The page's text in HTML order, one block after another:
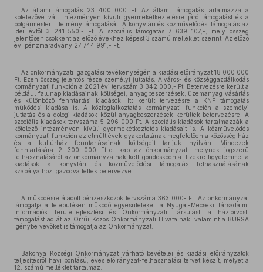
Az állami támogatás 23 400 000 Ft. Az állami támogatás tartalmazza a
kötelezővé vált intézményen kívüli gyermekétkeztetésre járó támogatást és a
polgármesteri illetmény támogatását. A könyvtári és közművelődési támogatás az
idei évtől 3 241 550,- Ft. A szociális támogatás 7 639 107,-, mely összeg
jelentősen csökkent az előző évekhez képest 3 számú melléklet szerint. Az előző
évi pénzmaradvány 27 744 991,- Ft.
Az önkormányzati igazgatási tevékenységén a kiadási előirányzat 18 000 000
Ft. Ezen összeg jelentős része személyi juttatás. A város- és községgazdálkodás
kormányzati funkción a 2021 évi tervszám 3 342 000,- Ft. Betervezésre került a
például falunap kiadásainak költségei, anyagbeszerzések, üzemanyag vásárlás
és különböző fenntartási kiadások. Itt került tervezésre a KNP támogatás
működési kiadása is. A közfoglalkoztatás kormányzati funkción a személyi
juttatás és a dologi kiadások közül anyagbeszerzések kerültek betervezésre. A
szociális kiadások tervszáma 5 296 000 Ft. A szociális kiadások tartalmazzák a
kötelező intézményen kívüli gyermekétkeztetés kiadásait is. A közművelődés
kormányzati funkción az elmúlt évek gyakorlatának megfelelően a közösség ház
és a kultúrház fenntartásainak költségeit tartjuk nyilván. Mindezek
fenntartására 2 300 000 Ft-ot kap az önkormányzat, melynek jogszerű
felhasználásáról az önkormányzatnak kell gondoskodnia. Ezekre figyelemmel a
kiadások a könyvtári és közművelődési támogatás felhasználásának
szabályaihoz igazodva lettek betervezve.
A működésre átadott pénzeszközök tervszáma 363 000- Ft. Az önkormányzat
támogatja a településen működő egyesületeket, a Nyugat-Mecseki Társadalmi
Információs Területfejlesztési és Önkormányzati Társulást, a háziorvost,
támogatást ad át az Orfűi Közös Önkormányzati Hivatalnak, valamint a BURSA
igénybe vevőket is támogatja az Önkormányzat.
Bakonya Községi Önkormányzat várható bevételei és kiadási előirányzatok
teljesítésről havi bontású, éves előirányzat-felhasználási tervet készít, melyet a
12. számú melléklet tartalmaz.